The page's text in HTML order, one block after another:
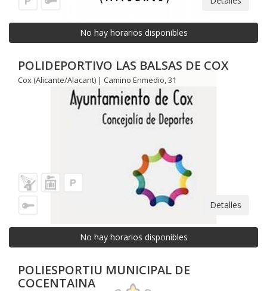
No hay horarios disponibles
POLIDEPORTIVO LAS BALSAS DE COX
Cox (Alicante/Alacant) | Camino Enmedio, 31
Detalles
No hay horarios disponibles
POLIESPORTIU MUNICIPAL DE
COCENTAINA